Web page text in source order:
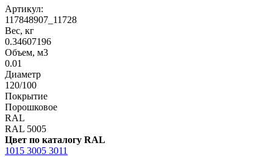
Артикул:
117848907_11728
Вес, кг
0.34607196
Объем, м3
0.01
Диаметр
120/100
Покрытие
Порошковое
RAL
RAL 5005
Цвет по каталогу RAL
1015 3005 3011